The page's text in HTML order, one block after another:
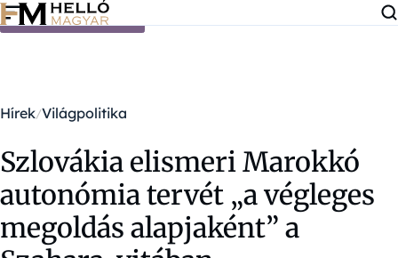
Ugrás a tartalomra
Hírek Világpolitika
Szlovákia elismeri Marokkó
autonómia tervét „a végleges
megoldás alapjaként” a